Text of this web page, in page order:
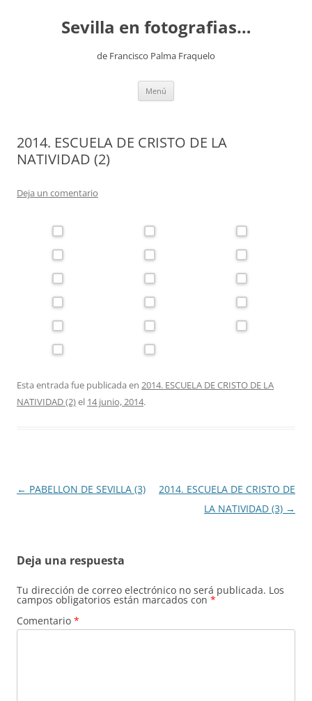
contenidoSevilla en fotografias…
de Francisco Palma Fraquelo
Menú
2014. ESCUELA DE CRISTO DE LA
NATIVIDAD (2)
Deja un comentario
Esta entrada fue publicada en 2014. ESCUELA DE CRISTO DE LA
NATIVIDAD (2)el 14 junio, 2014.
Navegación
← PABELLON DE SEVILLA (3)
2014. ESCUELA DE CRISTO DE
LA NATIVIDAD (3) →
Deja una respuesta
Tu dirección de correo electrónico no será publicada. Los
campos obligatorios están marcados con *
Comentario *